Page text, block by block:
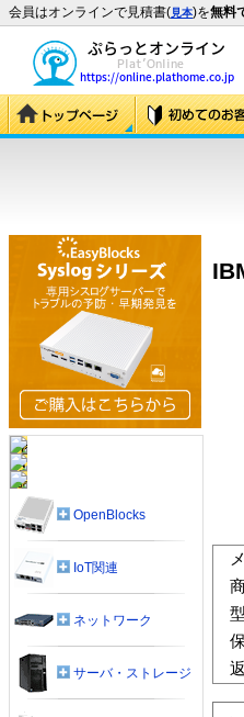
会員はオンラインで見積書(見本)を無料
OpenBlocks
IoT関連
ネットワーク
サーバ・ストレージ